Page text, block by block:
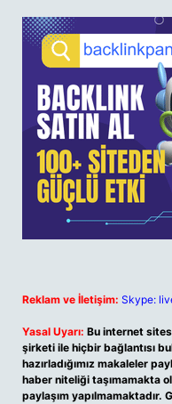
Reklam ve İletişim: Skype:
Yasal Uyarı: Bu internet
şirketi ile hiçbir bağlantısı
hazırladığımız makaleler
haber niteliği taşımamakta
paylaşım yapılmamaktadır.